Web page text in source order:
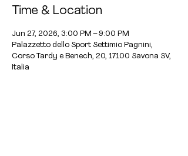
Time & Location
Jun 27, 2026, 3:00 PM – 9:00 PM
Palazzetto dello Sport Settimio Pagnini,
Corso Tardy e Benech, 20, 17100 Savona SV,
Italia